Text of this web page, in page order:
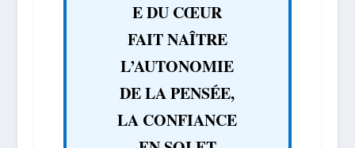
E DU CŒUR
FAIT NAÎTRE
L’AUTONOMIE
DE LA PENSÉE,
LA CONFIANCE